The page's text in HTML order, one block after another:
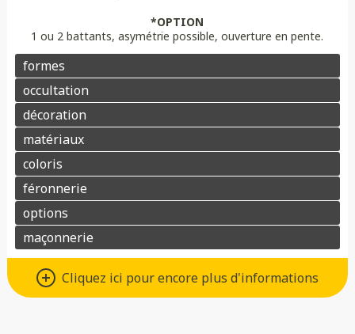
*OPTION
1 ou 2 battants, asymétrie possible, ouverture en pente.
Cliquez ici pour encore plus d'informations
Différents types d’ouvertures
Choisissez le système d’ouverture qui convient au mieux à votre